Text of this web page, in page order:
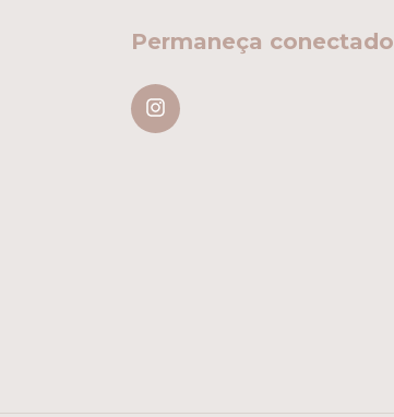
Permaneça conectado